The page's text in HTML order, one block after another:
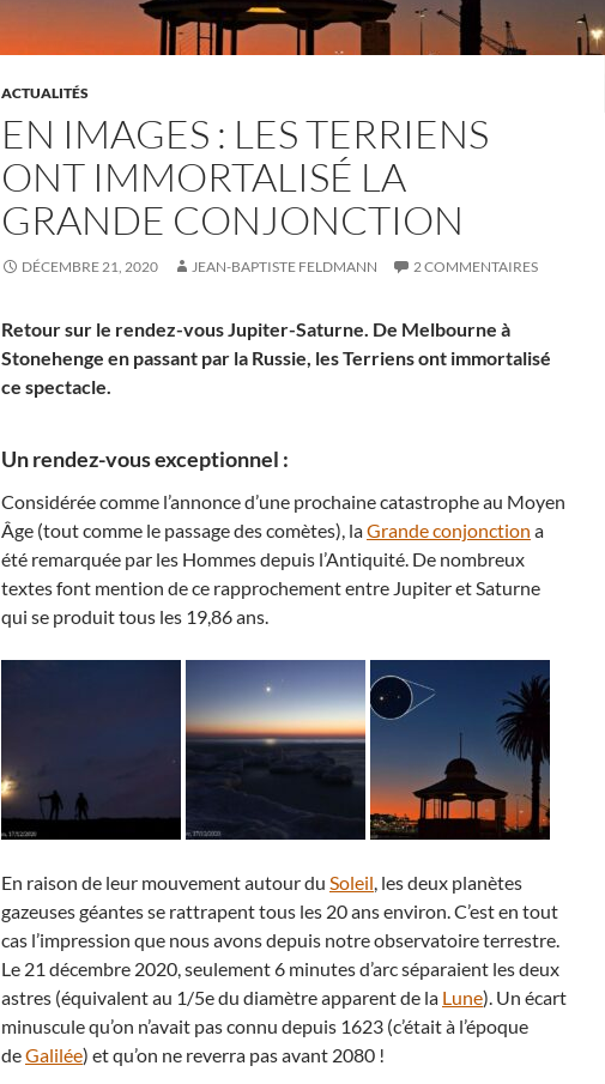
ACTUALITÉS
EN IMAGES : LES TERRIENS
ONT IMMORTALISÉ LA
GRANDE CONJONCTION
DÉCEMBRE 21, 2020 JEAN-BAPTISTE FELDMANN 2 COMMENTAIRES
Retour sur le rendez-vous Jupiter-Saturne. De Melbourne à
Stonehenge en passant par la Russie, les Terriens ont immortalisé
ce spectacle.
Un rendez-vous exceptionnel :
Considérée comme l’annonce d’une prochaine catastrophe au Moyen
Âge (tout comme le passage des comètes), laGrande conjonction a
été remarquée par les Hommes depuis l’Antiquité. De nombreux
textes font mention de ce rapprochement entre Jupiter et Saturne
qui se produit tous les 19,86 ans.
En raison de leur mouvement autour du Soleil, les deux planètes
gazeuses géantes se rattrapent tous les 20 ans environ. C’est en tout
cas l’impression que nous avons depuis notre observatoire terrestre.
Le 21 décembre 2020, seulement 6 minutes d’arc séparaient les deux
astres (équivalent au 1/5e du diamètre apparent de la Lune). Un écart
minuscule qu’on n’avait pas connu depuis 1623 (c’était à l’époque
deGalilée) et qu’on ne reverra pas avant 2080 !